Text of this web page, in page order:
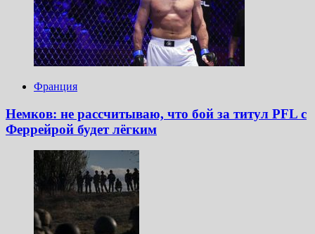
Франция
Немков: не рассчитываю, что бой за титул PFL с
Феррейрой будет лёгким